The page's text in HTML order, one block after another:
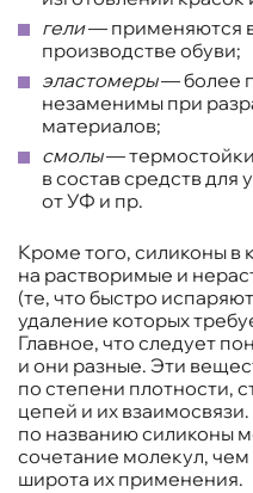
гели— применяются
производстве обуви;
эластомеры— более
незаменимы при
материалов;
смолы—
в состав средств для
от УФ и пр.
Кроме того, силиконы в
на растворимые и
(те, что быстро
удаление которых
Главное, что следует
и они разные. Эти
по степени плотности,
цепей и их
по названию силиконы
сочетание молекул,
широта их применения.